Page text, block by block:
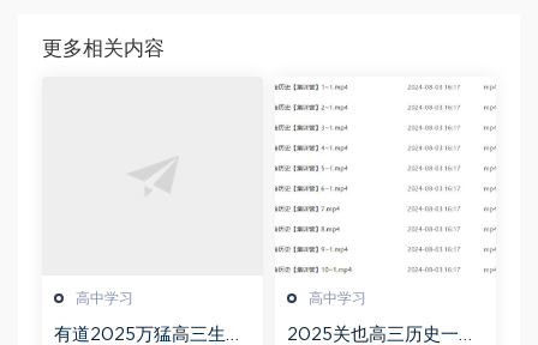
更多相关内容
高中学习
有道2025万猛高三生物
高中学习
2025关也高三历史一轮